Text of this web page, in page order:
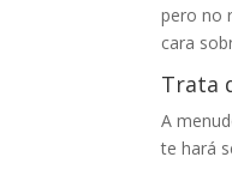
pero no
cara
Trata
A
te hará